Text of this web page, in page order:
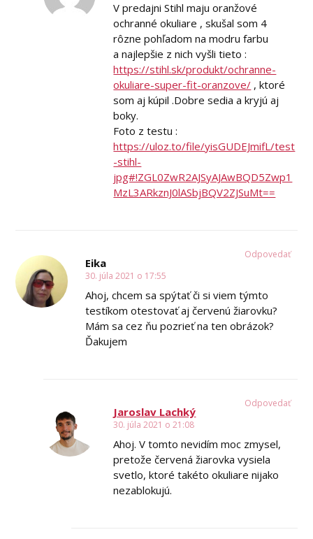
V predajni Stihl maju oranžové
ochranné okuliare , skušal som 4
rôzne pohľadom na modru farbu
a najlepšie z nich vyšli tieto :
https://stihl.sk/produkt/ochranne-
okuliare-super-fit-oranzove/ , ktoré
som aj kúpil .Dobre sedia a kryjú aj
boky.
Foto z testu :
https://uloz.to/file/yisGUDEJmifL/test
-stihl-
jpg#!ZGL0ZwR2AJSyAJAwBQD5Zwp1
MzL3ARkznJ0lASbjBQV2ZJSuMt==
Eika
30. júla 2021 o 17:55
Ahoj, chcem sa spýtať či si viem týmto
testíkom otestovať aj červenú žiarovku?
Mám sa cez ňu pozrieť na ten obrázok?
Ďakujem
Odpovedať
Jaroslav Lachký
30. júla 2021 o 21:08
Ahoj. V tomto nevidím moc zmysel,
pretože červená žiarovka vysiela
svetlo, ktoré takéto okuliare nijako
nezablokujú.
Odpovedať